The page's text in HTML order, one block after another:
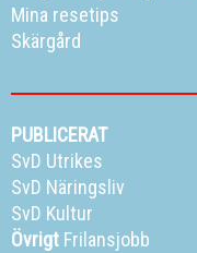
Mina resetips
Skärgård
PUBLICERAT
SvD Utrikes
SvD Näringsliv
SvD Kultur
Övrigt Frilansjobb